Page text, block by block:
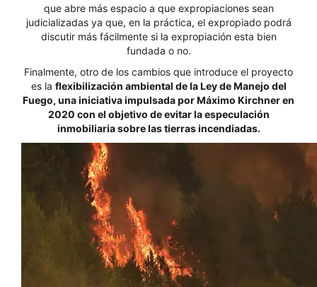
que abre más espacio a que expropiaciones sean
judicializadas ya que, en la práctica, el expropiado podrá
discutir más fácilmente si la expropiación esta bien
fundada o no.
Finalmente, otro de los cambios que introduce el proyecto
es la flexibilización ambiental de la Ley de Manejo del
Fuego, una iniciativa impulsada por Máximo Kirchner en
2020 con el objetivo de evitar la especulación
inmobiliaria sobre las tierras incendiadas.